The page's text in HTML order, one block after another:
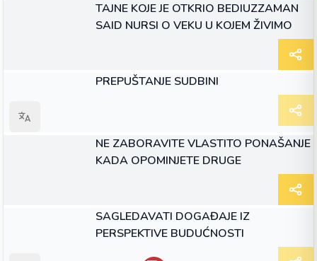
TAJNE KOJE JE OTKRIO BEDIUZZAMAN
SAID NURSI O VEKU U KOJEM ŽIVIMO
PREPUŠTANJE SUDBINI
NE ZABORAVITE VLASTITO PONAŠANJE
KADA OPOMINJETE DRUGE
SAGLEDAVATI DOGAĐAJE IZ
PERSPEKTIVE BUDUĆNOSTI